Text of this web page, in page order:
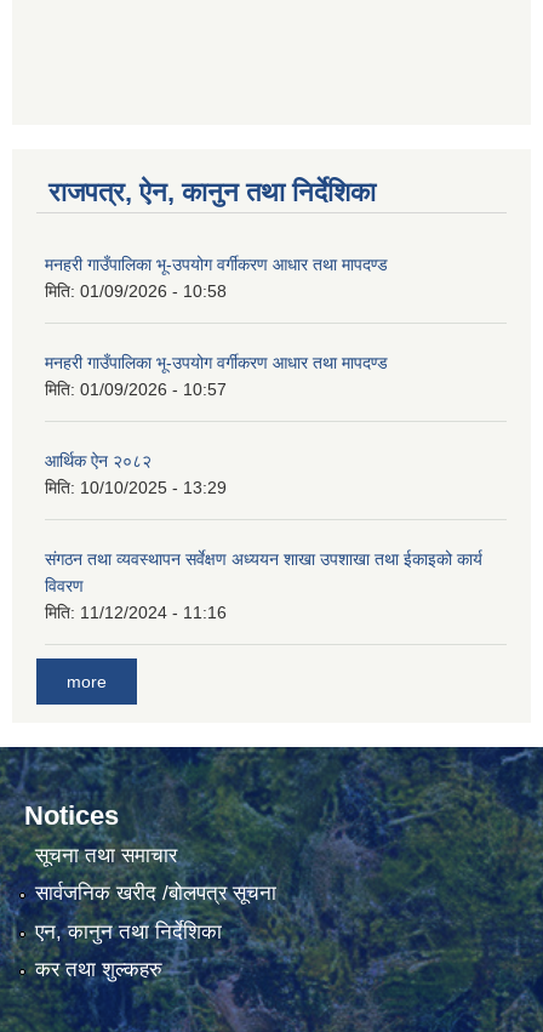
राजपत्र, ऐन, कानुन तथा निर्देशिका
मनहरी गाउँपालिका भू-उपयोग वर्गीकरण आधार तथा मापदण्ड
मिति: 01/09/2026 - 10:58
मनहरी गाउँपालिका भू-उपयोग वर्गीकरण आधार तथा मापदण्ड
मिति: 01/09/2026 - 10:57
आर्थिक ऐन २०८२
मिति: 10/10/2025 - 13:29
संगठन तथा व्यवस्थापन सर्वेक्षण अध्ययन शाखा उपशाखा तथा ईकाइको कार्य
विवरण
मिति: 11/12/2024 - 11:16
more
Notices
सूचना तथा समाचार
सार्वजनिक खरीद /बोलपत्र सूचना
एन, कानुन तथा निर्देशिका
कर तथा शुल्कहरु